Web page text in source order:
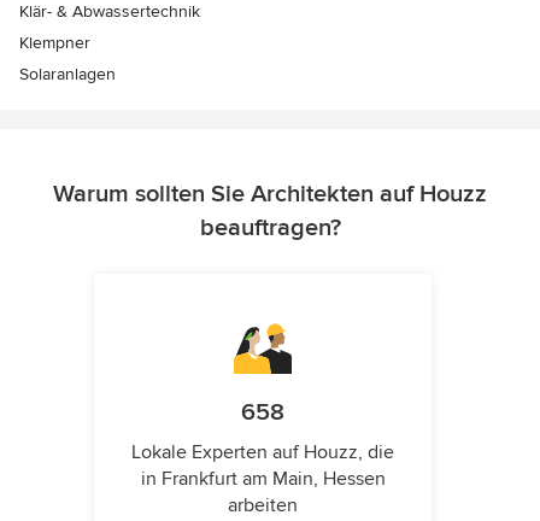
Klär- & Abwassertechnik
Klempner
Solaranlagen
Warum sollten Sie Architekten auf Houzz
beauftragen?
658
Lokale Experten auf Houzz, die
in Frankfurt am Main, Hessen
arbeiten